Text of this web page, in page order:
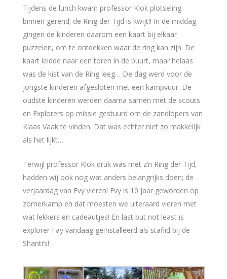
Tijdens de lunch kwam professor Klok plotseling
binnen gerend; de Ring der Tijd is kwijt!! In de middag
gingen de kinderen daarom een kaart bij elkaar
puzzelen, om te ontdekken waar de ring kan zijn. De
kaart leidde naar een toren in de buurt, maar helaas
was de kist van de Ring leeg… De dag werd voor de
jongste kinderen afgesloten met een kampvuur. De
oudste kinderen werden daarna samen met de scouts
en Explorers op missie gestuurd om de zandlopers van
Klaas Vaak te vinden. Dat was echter niet zo makkelijk
als het lijkt…
Terwijl professor Klok druk was met z’n Ring der Tijd,
hadden wij ook nog wat anders belangrijks doen; de
verjaardag van Evy vieren! Evy is 10 jaar geworden op
zomerkamp en dat moesten we uiteraard vieren met
wat lekkers en cadeautjes! En last but not least is
explorer Fay vandaag geïnstalleerd als staflid bij de
Shanti’s!